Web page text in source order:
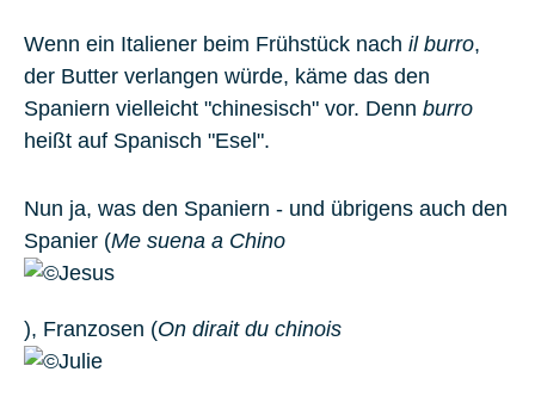
Wenn ein Italiener beim Frühstück nach il burro,
der Butter verlangen würde, käme das den
Spaniern vielleicht "chinesisch" vor. Denn burro
heißt auf Spanisch "Esel".
Nun ja, was den Spaniern - und übrigens auch den
Spanier (Me suena a Chino
), Franzosen (On dirait du chinois